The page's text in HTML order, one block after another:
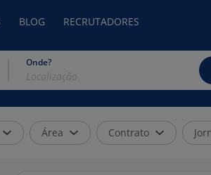
BLOG RECRUTADORES
Onde?
Área Contrato